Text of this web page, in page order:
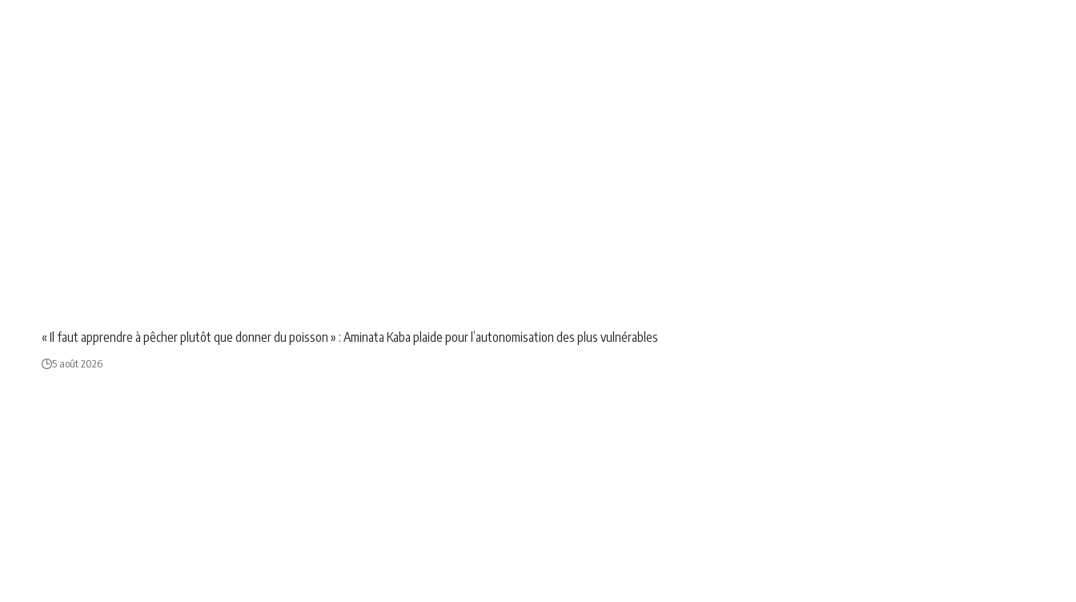
« Il faut apprendre à pêcher plutôt que donner du poisson » : Aminata Kaba plaide pour l’autonomisation des plus vulnérables
5 août 2026